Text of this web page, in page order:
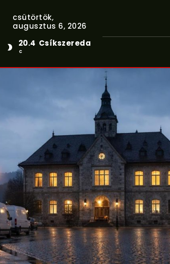
csütörtök,
augusztus 6, 2026
20.4
C
Csíkszereda